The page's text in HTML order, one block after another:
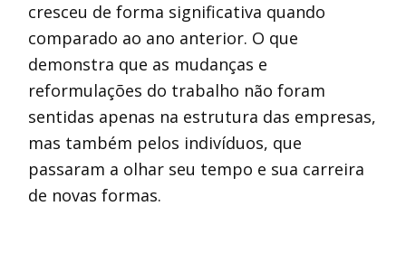
cresceu de forma significativa quando
comparado ao ano anterior. O que
demonstra que as mudanças e
reformulações do trabalho não foram
sentidas apenas na estrutura das empresas,
mas também pelos indivíduos, que
passaram a olhar seu tempo e sua carreira
de novas formas.